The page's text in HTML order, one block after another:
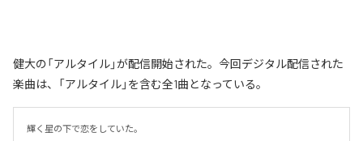
健大の「アルタイル」が配信開始された。今回デジタル配信された
楽曲は、「アルタイル」を含む全1曲となっている。
輝く星の下で恋をしていた。